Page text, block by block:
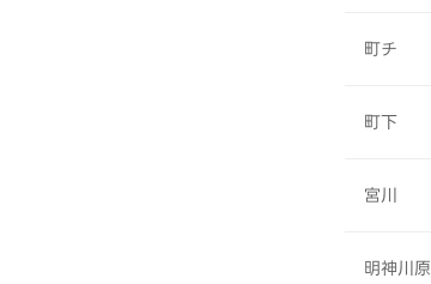
町チ
町下
宮川
明神川原